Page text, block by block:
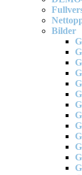
Bilder